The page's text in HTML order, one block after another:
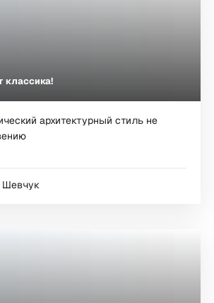
классика!
архитектурный стиль не
Шевчук